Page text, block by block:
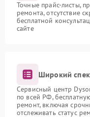
Точные прайс-листы,
ремонта, отсутствие
бесплатной
сайте
Широкий
Сервисный центр
по всей РФ,
ремонт, включая
отслеживать статус